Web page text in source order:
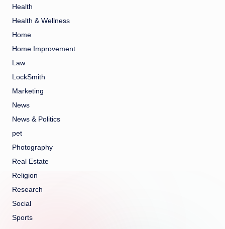
Health
Health & Wellness
Home
Home Improvement
Law
LockSmith
Marketing
News
News & Politics
pet
Photography
Real Estate
Religion
Research
Social
Sports